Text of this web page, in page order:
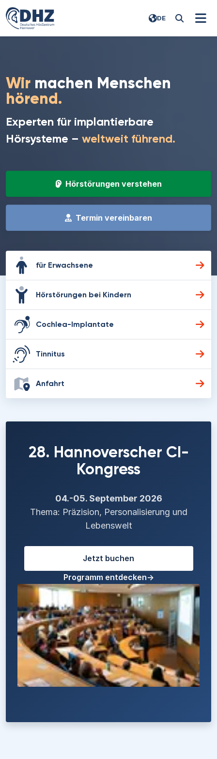
DE
Wir machen Menschen
hörend.
Experten für implantierbare
Hörsysteme – weltweit führend.
Hörstörungen verstehen
Termin vereinbaren
für Erwachsene
Hörstörungen bei Kindern
Cochlea-Implantate
Tinnitus
Anfahrt
28. Hannoverscher CI-
Kongress
04.-05. September 2026
Thema: Präzision, Personalisierung und
Lebenswelt
Jetzt buchen
Programm entdecken→